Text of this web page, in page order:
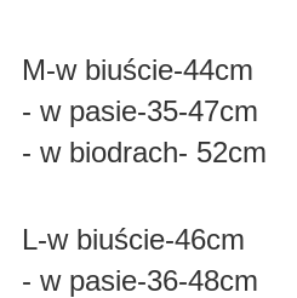
M-w biuście-44cm
- w pasie-35-47cm
- w biodrach- 52cm
L-w biuście-46cm
- w pasie-36-48cm